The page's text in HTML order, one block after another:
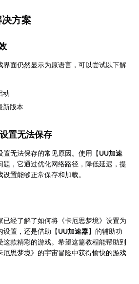
方案
界面仍然显示为原语言，可以尝试以下解
动
新版本
置无法保存
置无法保存的常见原因。使用【UU加速
题，它通过优化网络路径，降低延迟，提
置能够正常保存和加载。
已经了解了如何将《卡厄思梦境》设置为
设置，还是借助【UU加速器】的辅助功
这款精彩的游戏。希望这篇教程能帮助到
厄思梦境》的宇宙冒险中获得愉快的游戏